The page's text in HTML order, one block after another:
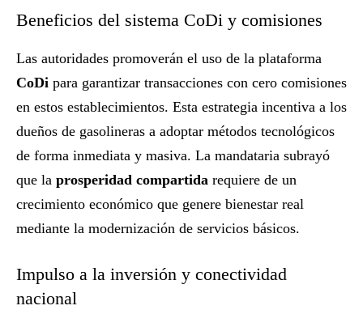
Beneficios del sistema CoDi y comisiones
Las autoridades promoverán el uso de la plataforma
CoDi para garantizar transacciones con cero comisiones
en estos establecimientos. Esta estrategia incentiva a los
dueños de gasolineras a adoptar métodos tecnológicos
de forma inmediata y masiva. La mandataria subrayó
que la prosperidad compartida requiere de un
crecimiento económico que genere bienestar real
mediante la modernización de servicios básicos.
Impulso a la inversión y conectividad
nacional